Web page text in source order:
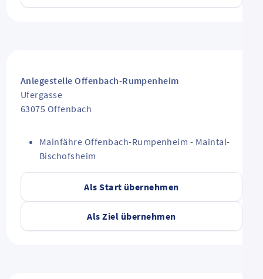
Als Start übernehmen
Als Ziel übernehmen
Anlegestelle Offenbach-Rumpenheim
Ufergasse
63075 Offenbach
Mainfähre Offenbach-Rumpenheim - Maintal-
Bischofsheim